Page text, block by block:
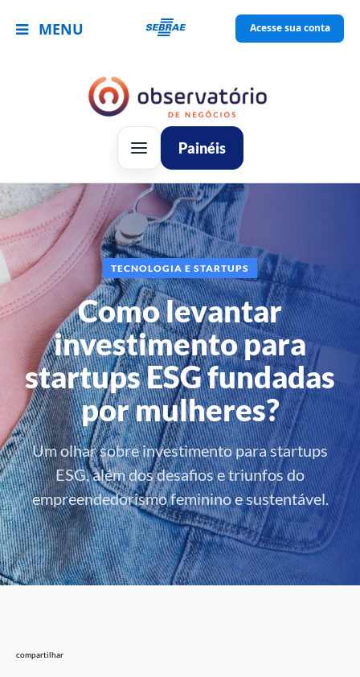
MENU Acesse sua conta
Painéis
TECNOLOGIA E STARTUPS
Como levantar
investimento para
startups ESG fundadas
por mulheres?
Um olhar sobre investimento para startups
ESG, além dos desafios e triunfos do
empreendedorismo feminino e sustentável.
compartilhar